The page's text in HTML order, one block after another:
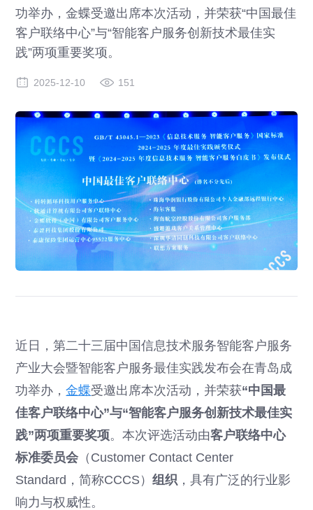
功举办，金蝶受邀出席本次活动，并荣获“中国最佳
客户联络中心”与“智能客户服务创新技术最佳实
践”两项重要奖项。
2025-12-10 151
近日，第二十三届中国信息技术服务智能客户服务
产业大会暨智能客户服务最佳实践发布会在青岛成
功举办，金蝶受邀出席本次活动，并荣获“中国最
佳客户联络中心”与“智能客户服务创新技术最佳实
践”两项重要奖项。本次评选活动由客户联络中心
标准委员会 （Customer Contact Center
Standard，简称CCCS）组织 ，具有广泛的行业影
响力与权威性。